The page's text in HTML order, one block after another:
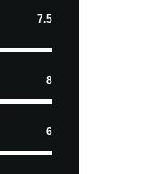
7.5
8
6